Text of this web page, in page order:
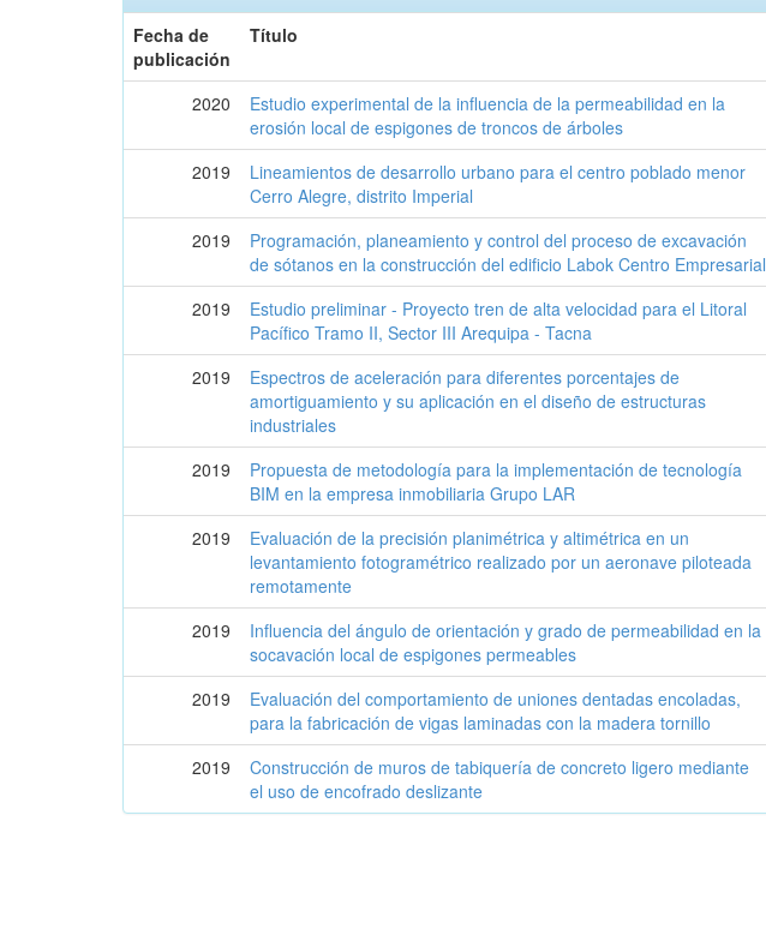
Fecha de
publicación
Título
2020
Estudio experimental de la influencia de la permeabilidad en la
erosión local de espigones de troncos de árboles
2019
Lineamientos de desarrollo urbano para el centro poblado menor
Cerro Alegre, distrito Imperial
2019
Programación, planeamiento y control del proceso de excavación
de sótanos en la construcción del edificio Labok Centro Empresarial
2019
Estudio preliminar - Proyecto tren de alta velocidad para el Litoral
Pacífico Tramo II, Sector III Arequipa - Tacna
2019
Espectros de aceleración para diferentes porcentajes de
amortiguamiento y su aplicación en el diseño de estructuras
industriales
2019
Propuesta de metodología para la implementación de tecnología
BIM en la empresa inmobiliaria Grupo LAR
2019
Evaluación de la precisión planimétrica y altimétrica en un
levantamiento fotogramétrico realizado por un aeronave piloteada
remotamente
2019
Influencia del ángulo de orientación y grado de permeabilidad en la
socavación local de espigones permeables
2019
Evaluación del comportamiento de uniones dentadas encoladas,
para la fabricación de vigas laminadas con la madera tornillo
2019
Construcción de muros de tabiquería de concreto ligero mediante
el uso de encofrado deslizante